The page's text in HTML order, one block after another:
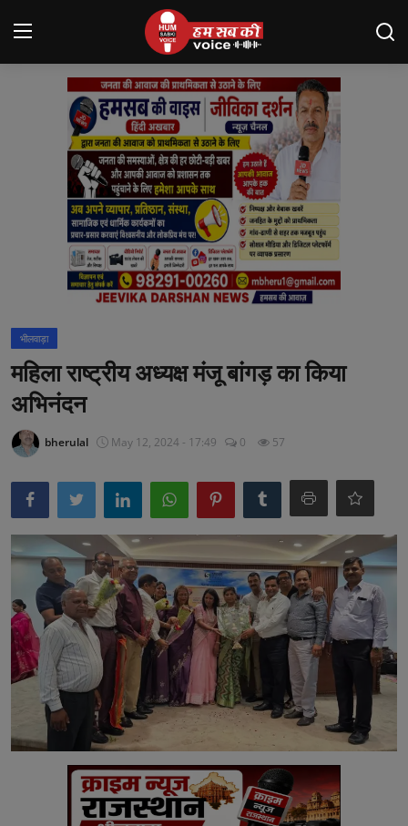
Login Register
About us
शाहपुरा
मनोरंजन
अनूपगढ़
राजस्थान
भीलवाड़ा
भीलवाड़ा
महिला राष्ट्रीय अध्यक्ष मंजू बांगड़ का किया
अभिनंदन
bherulal May 12, 2024 - 17:49 0 57